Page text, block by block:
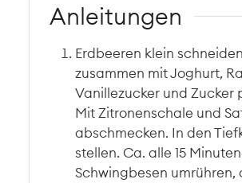
Anleitungen
Erdbeeren klein
zusammen mit Joghurt,
Vanillezucker und Zucker
Mit Zitronenschale und
abschmecken. In den
stellen. Ca. alle 15
Schwingbesen umrühren,